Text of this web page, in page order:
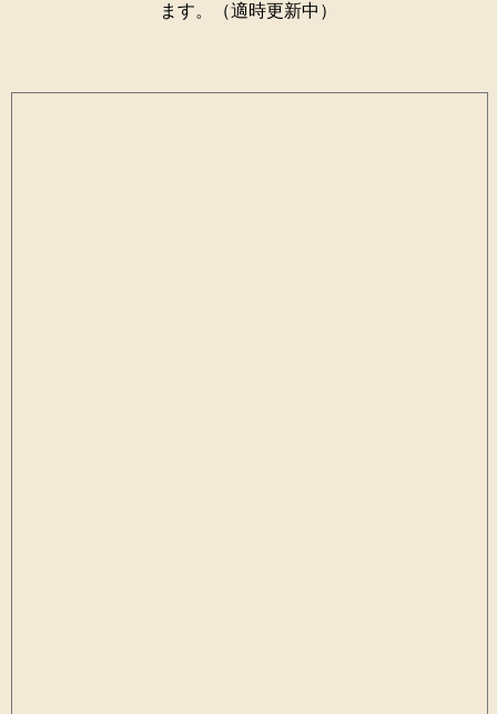
ます。（適時更新中）